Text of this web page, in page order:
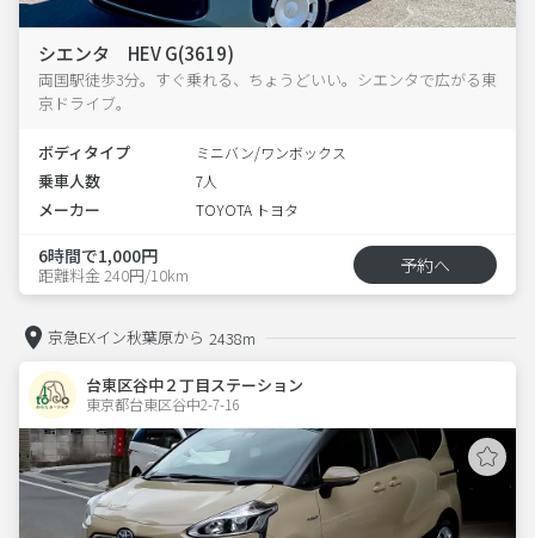
シエンタ HEV G(3619)
両国駅徒歩3分。すぐ乗れる、ちょうどいい。シエンタで広がる東
京ドライブ。
ボディタイプ ミニバン/ワンボックス
乗車人数 7人
メーカー TOYOTA トヨタ
6時間で1,000円
距離料金 240円/10km 予約へ
京急EXイン秋葉原から 2438m
台東区谷中２丁目ステーション
東京都台東区谷中2-7-16